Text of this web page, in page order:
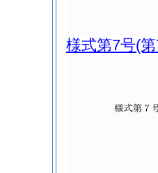
様式第7号(